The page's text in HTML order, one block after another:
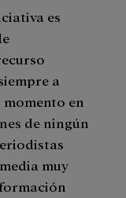
es
a
en
de ningún
muy